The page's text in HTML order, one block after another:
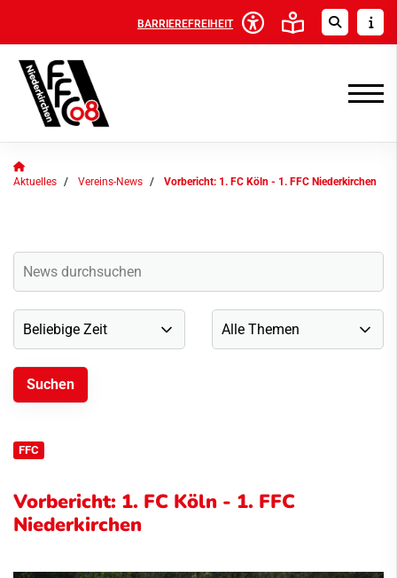
BARRIEREFREIHEIT
Aktuelles Vereins-News Vorbericht: 1. FC Köln - 1. FFC Niederkirchen
FFC
Vorbericht: 1. FC Köln - 1. FFC
Niederkirchen